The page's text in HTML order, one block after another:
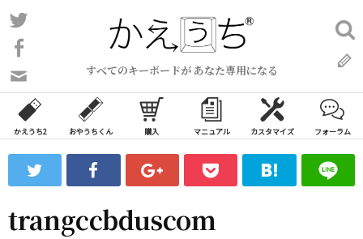
コ
ン
ン
ツ
ス
ッ
すべてのキーボードが あなた専用になる
い
合
わ
フ
ォ
ム
検
索:
かえうち2 おやうちくん 購入 マニュアル カスタマイズ フォーラム
trangccbduscom